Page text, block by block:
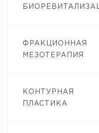
ФРАКЦИОННАЯ
МЕЗОТЕРАПИЯ
КОНТУРНАЯ
ПЛАСТИКА